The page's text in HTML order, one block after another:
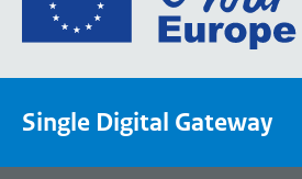
Single Digital Gateway